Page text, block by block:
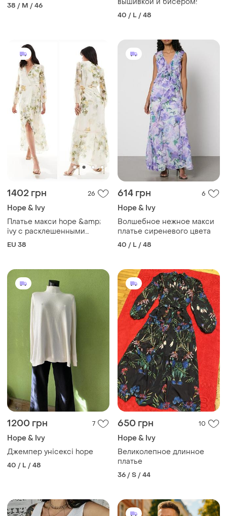
38 / M / 46
40 / L / 48
1402 грн 26
Hope & Ivy
Платье макси hope &amp;
ivy с расклешенными
рукавами, запахом и
EU 38
614 грн 6
Hope & Ivy
Волшебное нежное макси
платье сиреневого цвета
40 / L / 48
1200 грн 7
Hope & Ivy
Джемпер унісексі hope
40 / L / 48
650 грн 10
Hope & Ivy
Великолепное длинное
платье
36 / S / 44